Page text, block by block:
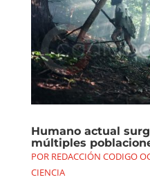
Humano actual
múltiples
POR REDACCIÓN CODIGO
CIENCIA